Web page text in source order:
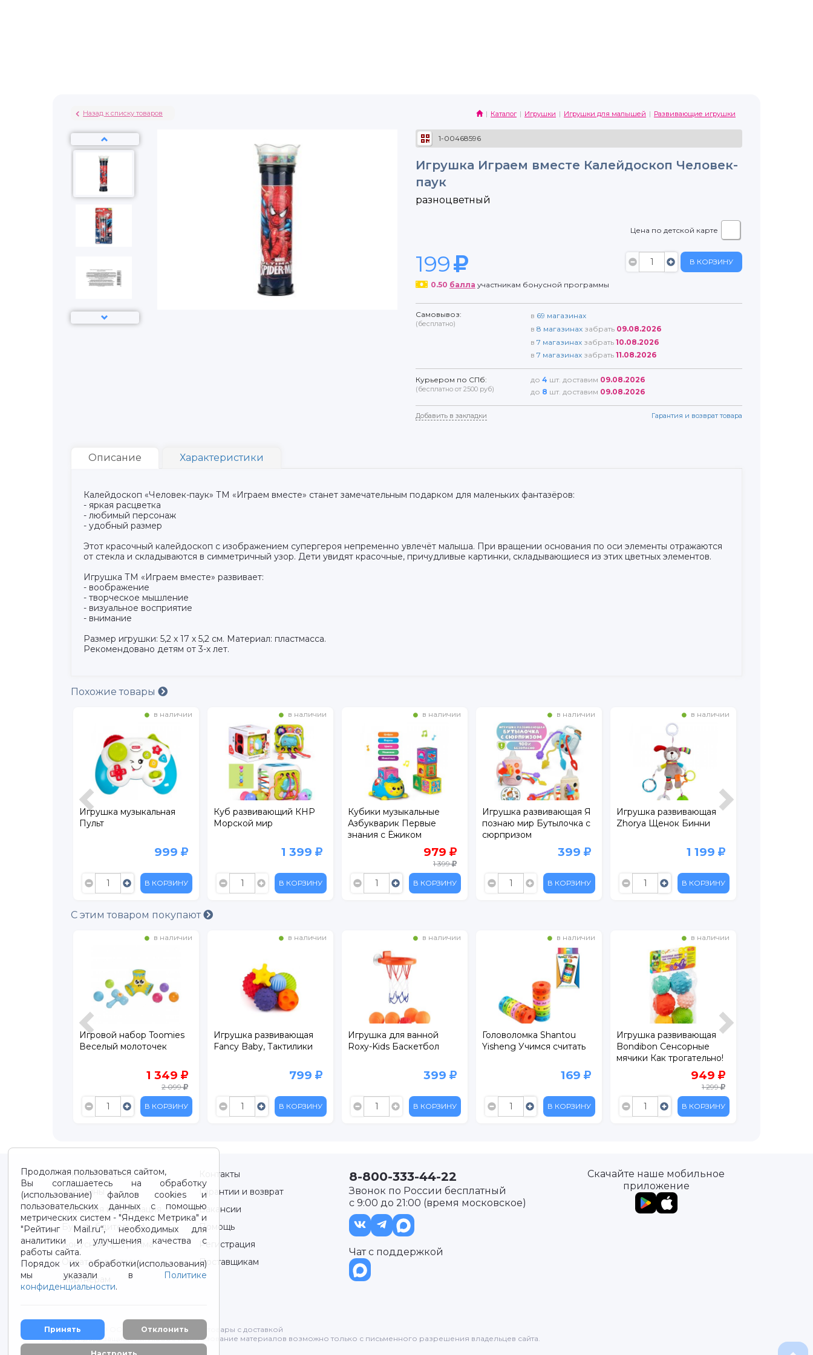
Назад к списку товаров Каталог Игрушки Игрушки для малышей Развивающие игрушки
1-00468596
Игрушка Играем вместе Калейдоскоп Человек-
паук
разноцветный
Цена по детской карте
199 В КОРЗИНУ
0.50 балла участникам бонусной программы
Самовывоз:
(бесплатно)
в 69 магазинах
в 8 магазинах забрать 09.08.2026
в 7 магазинах забрать 10.08.2026
в 7 магазинах забрать 11.08.2026
Курьером по СПб:
(бесплатно от 2500 руб)
до 4 шт. доставим 09.08.2026
до 8 шт. доставим 09.08.2026
Добавить в закладки Гарантия и возврат товара
Описание Характеристики
Калейдоскоп «Человек-паук» ТМ «Играем вместе» станет замечательным подарком для маленьких фантазёров:
- яркая расцветка
- любимый персонаж
- удобный размер
Этот красочный калейдоскоп с изображением супергероя непременно увлечёт малыша. При вращении основания по оси элементы отражаются
от стекла и складываются в симметричный узор. Дети увидят красочные, причудливые картинки, складывающиеся из этих цветных элементов.
Игрушка ТМ «Играем вместе» развивает:
- воображение
- творческое мышление
- визуальное восприятие
- внимание
Размер игрушки: 5,2 х 17 х 5,2 см. Материал: пластмасса.
Рекомендовано детям от 3-х лет.
Похожие товары
в наличии
Игрушка музыкальная
Пульт
999
В КОРЗИНУ
в наличии
Куб развивающий КНР
Морской мир
1 399
В КОРЗИНУ
в наличии
Кубики музыкальные
Азбукварик Первые
знания с Ёжиком
(комплект: ёжик и кубики
979
1 399
В КОРЗИНУ
в наличии
Игрушка развивающая Я
познаю мир Бутылочка с
сюрпризом
399
В КОРЗИНУ
в наличии
Игрушка развивающая
Zhorya Щенок Бинни
1 199
В КОРЗИНУ
С этим товаром покупают
в наличии
Игровой набор Toomies
Веселый молоточек
1 349
2 099
В КОРЗИНУ
в наличии
Игрушка развивающая
Fancy Baby, Тактилики
799
В КОРЗИНУ
в наличии
Игрушка для ванной
Roxy-Kids Баскетбол
399
В КОРЗИНУ
в наличии
Головоломка Shantou
Yisheng Учимся считать
169
В КОРЗИНУ
в наличии
Игрушка развивающая
Bondibon Сенсорные
мячики Как трогательно!
949
1 299
В КОРЗИНУ
Продолжая пользоваться сайтом,
Вы соглашаетесь на обработку
(использование) файлов cookies и
пользовательских данных с помощью
метрических систем - "Яндекс Метрика" и
"Рейтинг Mail.ru“, необходимых для
аналитики и улучшения качества с
работы сайта.
Порядок их обработки(использования)
мы указали в Политике
конфиденциальности.
Принять Отклонить
О нас / About us
Контакты
Магазины
Гарантии и возврат
Правовая информация
Вакансии
Будьте бдительны!
Помощь
Бонусная программа
Регистрация
Оплата и доставка
Поставщикам
Партнерам
8-800-333-44-22
Звонок по России бесплатный
с 9:00 до 21:00 (время московское)
Чат с поддержкой
Скачайте наше мобильное
приложение
2012-2026 © ООО "ВОТОНЯ". Детские товары с доставкой
Все права защищены. Любое использование материалов возможно только с письменного разрешения владельцев сайта.
Политика конфиденциальности